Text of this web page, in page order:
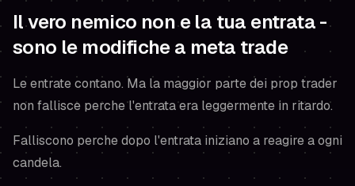
Il vero nemico non e la tua entrata -
sono le modifiche a meta trade
Le entrate contano. Ma la maggior parte dei prop trader
non fallisce perche l'entrata era leggermente in ritardo.
Falliscono perche dopo l'entrata iniziano a reagire a ogni
candela.